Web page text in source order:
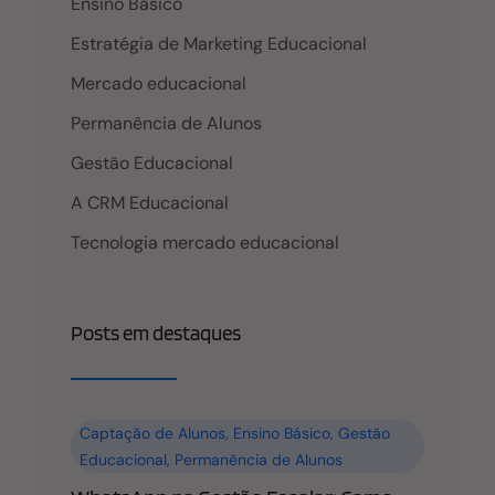
Estratégia de Marketing Educacional
Mercado educacional
Permanência de Alunos
Gestão Educacional
A CRM Educacional
Tecnologia mercado educacional
Posts em destaques
Captação de Alunos, Ensino Básico,Gestão
Educacional, Permanência de Alunos